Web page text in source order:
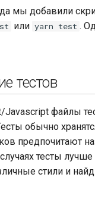
мы добавили
или yarn test .
тестов
Javascript файлы
обычно
предпочитают
тесты
стили и